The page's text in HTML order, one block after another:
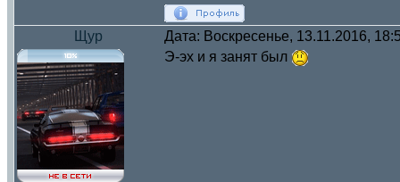
Щур Дата: Воскресенье, 13.11.2016,
Э-эх и я занят был